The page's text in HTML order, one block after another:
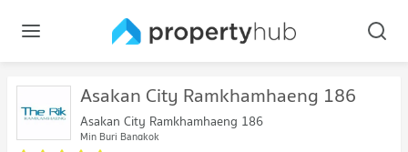
Asakan City Ramkhamhaeng 186
Asakan City Ramkhamhaeng 186
Min Buri Bangkok